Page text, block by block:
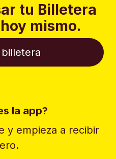
tu Billetera
mismo.
la app?
y empieza a recibir